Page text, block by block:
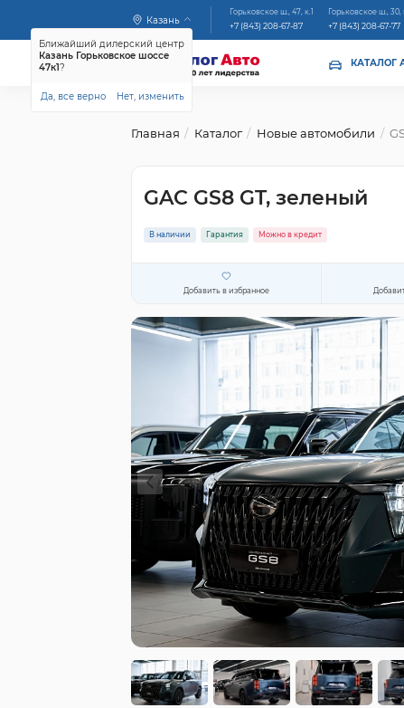
Казань
Ближайший дилерский центр
Казань Горьковское шоссе
47к1?
Да, все верно Нет, изменить
Горьковское ш., 47, к.1
+7 (843) 208-67-87
Горьковское ш., 30,
+7 (843) 208-67-77
КАТАЛОГ
Главная Каталог Новые автомобили
GAC GS8 GT, зеленый
В наличии Гарантия Можно в кредит
Добавить в избранное